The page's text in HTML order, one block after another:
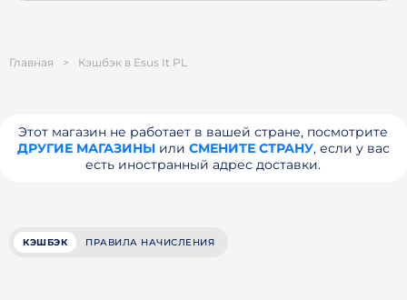
Главная > Кэшбэк в Esus It PL
Этот магазин не работает в вашей стране, посмотрите
ДРУГИЕ МАГАЗИНЫили СМЕНИТЕ СТРАНУ, если у вас
есть иностранный адрес доставки.
КЭШБЭК ПРАВИЛА НАЧИСЛЕНИЯ